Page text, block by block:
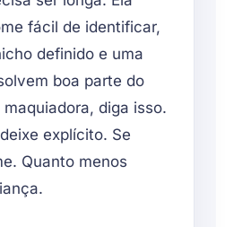
fácil de identificar,
definido e uma
boa parte do
diga isso.
explícito. Se
Quanto menos